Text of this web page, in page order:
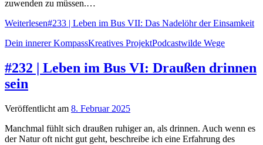
zuwenden zu müssen.…
Weiterlesen#233 | Leben im Bus VII: Das Nadelöhr der Einsamkeit
Dein innerer KompassKreatives ProjektPodcastwilde Wege
#232 | Leben im Bus VI: Draußen drinnen
sein
Veröffentlicht am 8. Februar 2025
Manchmal fühlt sich draußen ruhiger an, als drinnen. Auch wenn es
der Natur oft nicht gut geht, beschreibe ich eine Erfahrung des